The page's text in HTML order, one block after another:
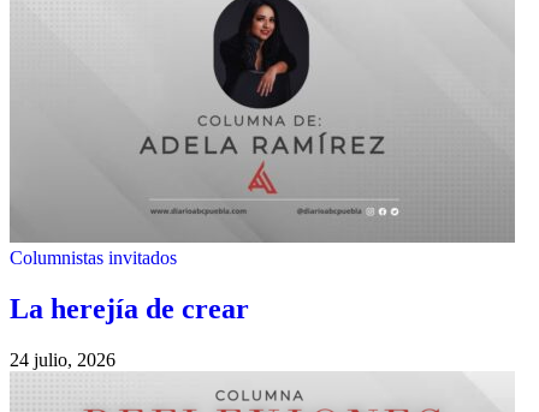
Columnistas invitados
La herejía de crear
24 julio, 2026